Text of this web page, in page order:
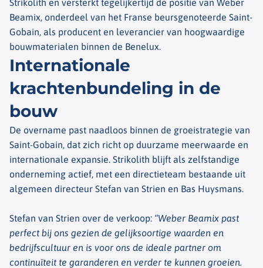
Strikolith en versterkt tegelijkertijd de positie van Weber
Beamix, onderdeel van het Franse beursgenoteerde Saint-
Gobain, als producent en leverancier van hoogwaardige
bouwmaterialen binnen de Benelux.
Internationale
krachtenbundeling in de
bouw
De overname past naadloos binnen de groeistrategie van
Saint-Gobain, dat zich richt op duurzame meerwaarde en
internationale expansie. Strikolith blijft als zelfstandige
onderneming actief, met een directieteam bestaande uit
algemeen directeur Stefan van Strien en Bas Huysmans.
Stefan van Strien over de verkoop: “Weber Beamix past
perfect bij ons gezien de gelijksoortige waarden en
bedrijfscultuur en is voor ons de ideale partner om
continuïteit te garanderen en verder te kunnen groeien.